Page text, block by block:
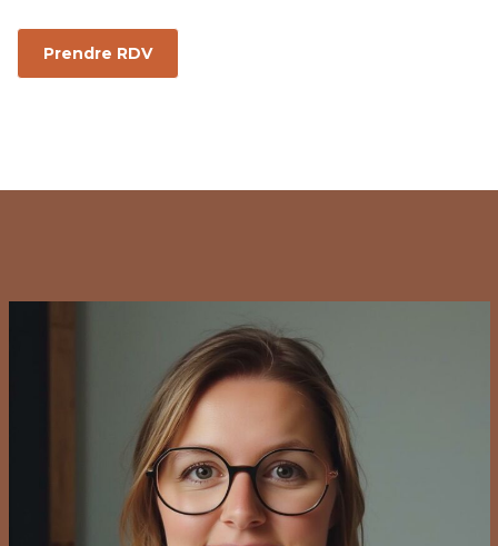
Prendre RDV